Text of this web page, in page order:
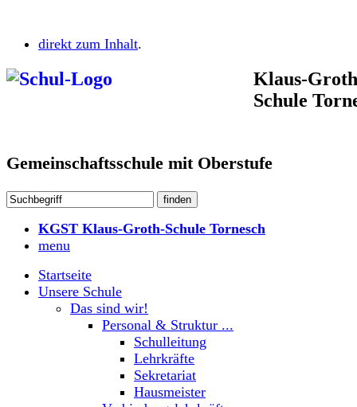
direkt zum Inhalt.
Klaus-
Schule
Gemeinschaftsschule mit Oberstufe
KGST Klaus-Groth-Schule Tornesch
menu
Startseite
Unsere Schule
Das sind wir!
Personal & Struktur ...
Schulleitung
Lehrkräfte
Sekretariat
Hausmeister